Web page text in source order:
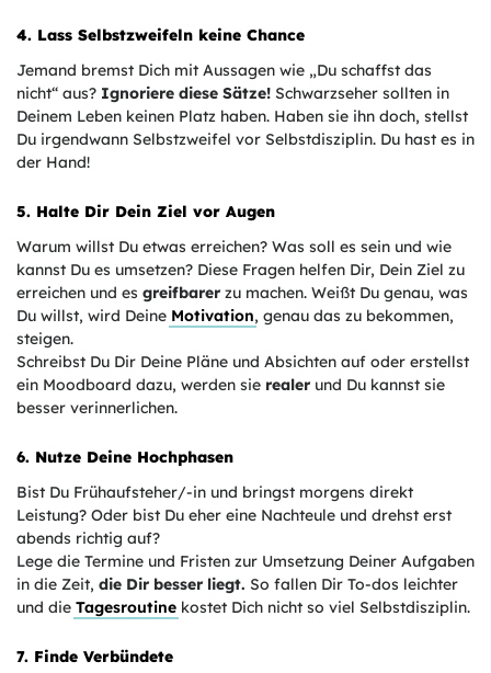
4. Lass Selbstzweifeln keine Chance
Jemand bremst Dich mit Aussagen wie „Du schaffst das
nicht“ aus? Ignoriere diese Sätze! Schwarzseher sollten in
Deinem Leben keinen Platz haben. Haben sie ihn doch, stellst
Du irgendwann Selbstzweifel vor Selbstdisziplin. Du hast es in
der Hand!
5. Halte Dir Dein Ziel vor Augen
Warum willst Du etwas erreichen? Was soll es sein und wie
kannst Du es umsetzen? Diese Fragen helfen Dir, Dein Ziel zu
erreichen und es greifbarer zu machen. Weißt Du genau, was
Du willst, wird Deine Motivation, genau das zu bekommen,
steigen.
Schreibst Du Dir Deine Pläne und Absichten auf oder erstellst
ein Moodboard dazu, werden sie realer und Du kannst sie
besser verinnerlichen.
6. Nutze Deine Hochphasen
Bist Du Frühaufsteher/-in und bringst morgens direkt
Leistung? Oder bist Du eher eine Nachteule und drehst erst
abends richtig auf?
Lege die Termine und Fristen zur Umsetzung Deiner Aufgaben
in die Zeit, die Dir besser liegt. So fallen Dir To-dos leichter
und die Tagesroutine kostet Dich nicht so viel Selbstdisziplin.
7. Finde Verbündete